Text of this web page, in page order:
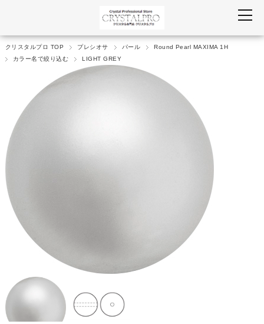
クリスタルプロ TOP プレシオサ パール
Round Pearl MAXIMA 1H
カラー名で絞り込む
LIGHT GREY